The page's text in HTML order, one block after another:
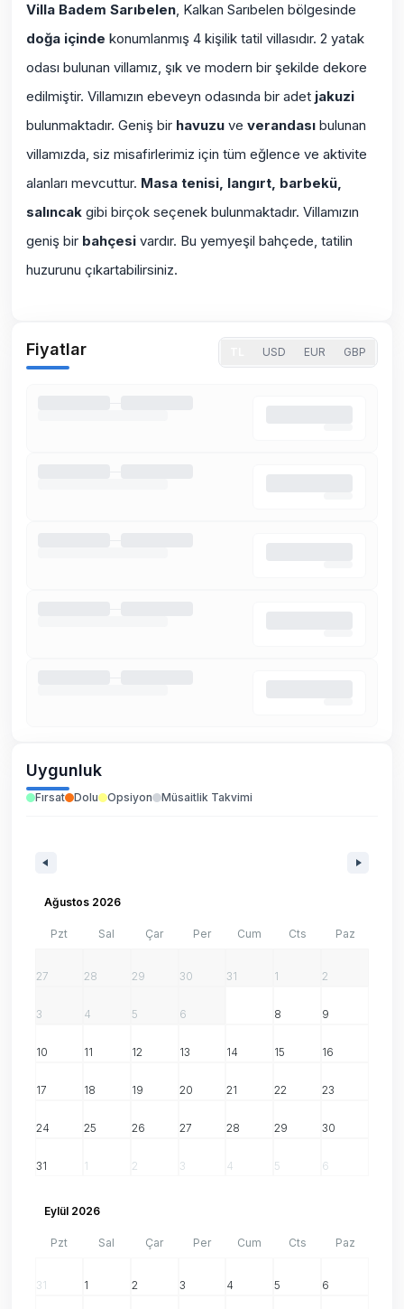
Villa Badem Sarıbelen, Kalkan Sarıbelen bölgesinde
doğa içinde konumlanmış 4 kişilik tatil villasıdır. 2 yatak
odası bulunan villamız, şık ve modern bir şekilde dekore
edilmiştir. Villamızın ebeveyn odasında bir adet jakuzi
bulunmaktadır. Geniş bir havuzu ve verandası bulunan
villamızda, siz misafirlerimiz için tüm eğlence ve aktivite
alanları mevcuttur. Masa tenisi, langırt, barbekü,
salıncak gibi birçok seçenek bulunmaktadır. Villamızın
geniş bir bahçesi vardır. Bu yemyeşil bahçede, tatilin
huzurunu çıkartabilirsiniz.
Fiyatlar USD EUR GBP
Uygunluk
Fırsat Dolu Opsiyon Müsaitlik Takvimi
Ağustos 2026
Pzt Sal Çar Per Cum Cts Paz
27 28 29 30 31 1 2
3 4 5 6 8 9
10 11 12 13 14 15 16
17 18 19 20 21 22 23
24 25 26 27 28 29 30
31 1 2 3 4 5 6
Eylül 2026
Pzt Sal Çar Per Cum Cts Paz
31 1 2 3 4 5 6